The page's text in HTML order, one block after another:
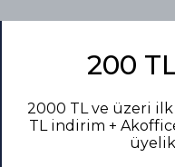
200
2000 TL ve üzeri
TL indirim +